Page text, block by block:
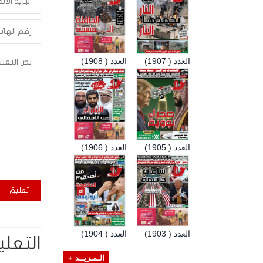
العدد ( 1908) العدد ( 1907)
العدد ( 1906) العدد ( 1905)
العدد ( 1904) العدد ( 1903)
الـمـزيــد +